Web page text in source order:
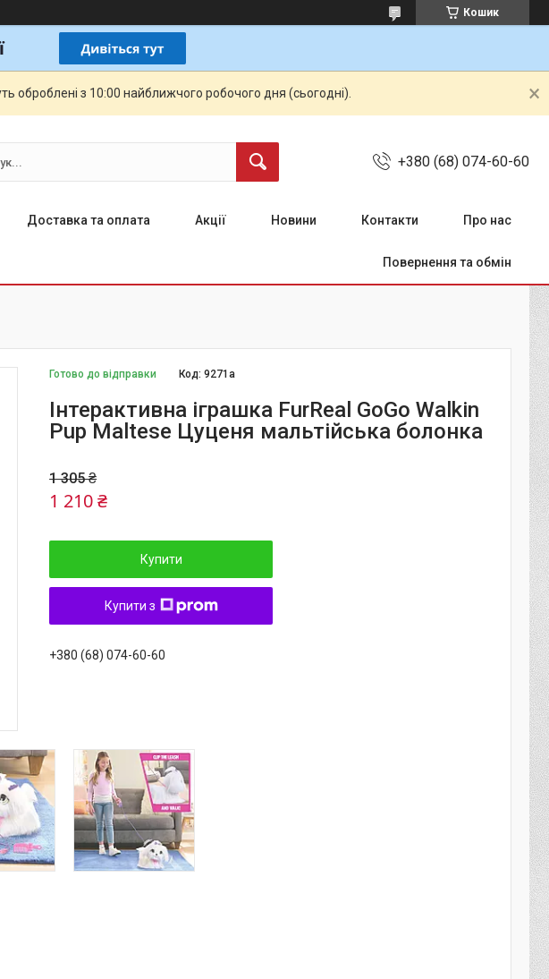
Кошик
оброблені з 10:00 найближчого робочого дня (сьогодні).
+380 (68) 074-60-60
Доставка та оплата Акції Новини Контакти Про нас
Повернення та обмін
Готово до відправки Код:9271а
Інтерактивна іграшка FurReal GoGo Walkin
Pup Maltese Цуценя мальтійська болонка
1 305 ₴
1 210 ₴
Купити
Купити з
+380 (68) 074-60-60